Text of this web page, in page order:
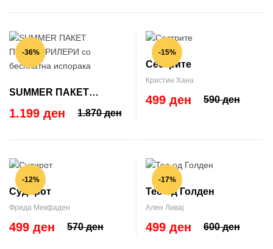
-36%
SUMMER ПАКЕТ
ПСИХОТРИЛЕРИ со
бесплатна испорака
1.870 ден
1.199 ден
-15%
Сестрите
Кристин Хана
590 ден
499 ден
-12%
Судирот
Фрида Мекфаден
570 ден
499 ден
-17%
Тео од Голден
Ален Ливај
600 ден
499 ден